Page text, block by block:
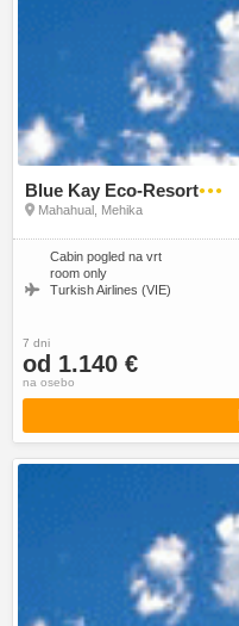
Blue Kay Eco-Resort●●●
Mahahual, Mehika
Cabin pogled na vrt
room only
Turkish Airlines (VIE)
7 dni
od 1.140 €
na osebo